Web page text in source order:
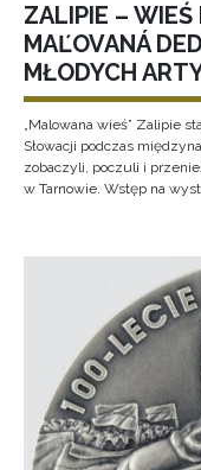
ZALIPIE –
MAĽOVANÁ
MŁODYCH
„Malowana wieś” Zalipie
Słowacji podczas
zobaczyli, poczuli i
w Tarnowie. Wstęp na